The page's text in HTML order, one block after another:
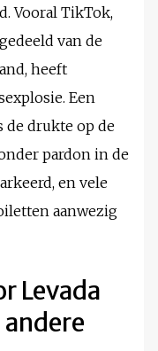
Vooral TikTok,
van de
heeft
Een
de drukte op de
pardon in de
en vele
aanwezig
Levada
andere